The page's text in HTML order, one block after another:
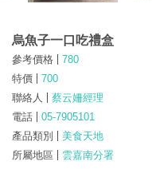
烏魚子一口吃禮盒
參考價格
780
特價
700
聯絡人
蔡云姍經理
電話
05-7905101
產品類別
美食天地
所屬地區
雲嘉南分署